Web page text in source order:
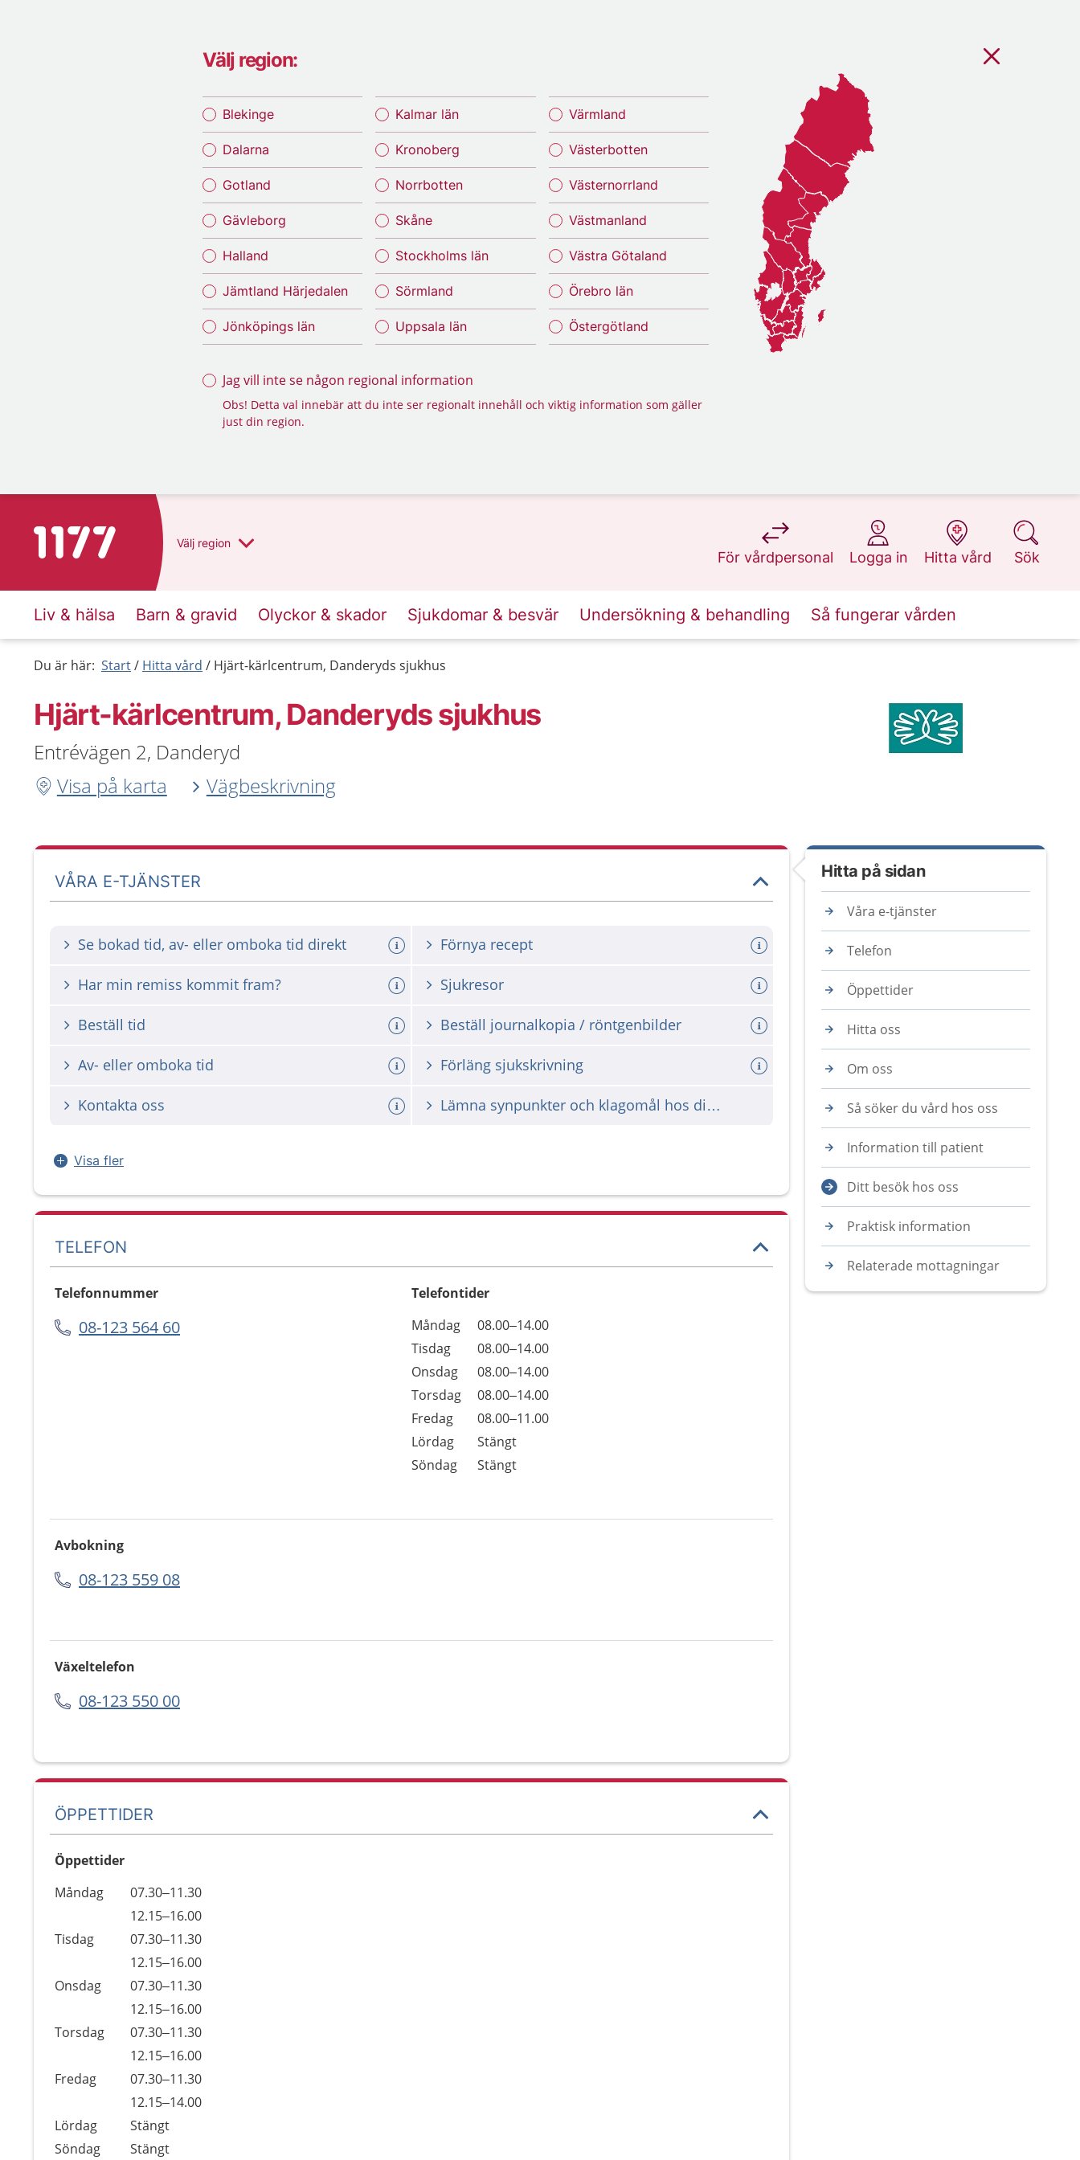
Välj region:
Blekinge
Dalarna
Gotland
Gävleborg
Halland
Jämtland Härjedalen
Jönköpings län
Kalmar län
Kronoberg
Norrbotten
Skåne
Stockholms län
Sörmland
Uppsala län
Värmland
Västerbotten
Västernorrland
Västmanland
Västra Götaland
Örebro län
Östergötland
Jag vill inte se någon regional information
Obs! Detta val innebär att du inte ser regionalt innehåll och viktig information som gäller
just din region.
Till startsidan för 1177 Välj region
För vårdpersonal
på 1177.se
Logga in
på 1177.se
Hitta vård
på 1177.se
Sök
på 1177.se
Liv & hälsa Barn & gravid Olyckor & skador Sjukdomar & besvär Undersökning & behandling Så fungerar vården
Du är här: Start Hitta vård Hjärt-kärlcentrum, Danderyds sjukhus
Hjärt-kärlcentrum, Danderyds sjukhus
Entrévägen 2, Danderyd
Visa på karta
Vägbeskrivning
VÅRA E-TJÄNSTER
Se bokad tid, av- eller omboka tid direkt Förnya recept
Har min remiss kommit fram? Sjukresor
Beställ tid Beställ journalkopia / röntgenbilder
Av- eller omboka tid Förläng sjukskrivning
Kontakta oss Lämna synpunkter och klagomål hos din vårdgivare
Visa fler
TELEFON
Telefonnummer
08-123 564 60
Telefontider
Dag
Öppettider
Kommentarer
Måndag
08.00–14.00
Tisdag
08.00–14.00
Onsdag
08.00–14.00
Torsdag
08.00–14.00
Fredag
08.00–11.00
Lördag
Stängt
Söndag
Stängt
Avbokning
08-123 559 08
Växeltelefon
08-123 550 00
ÖPPETTIDER
Öppettider
Dag
Öppettider
Kommentarer
Måndag
07.30–11.30
12.15–16.00
Tisdag
07.30–11.30
12.15–16.00
Onsdag
07.30–11.30
12.15–16.00
Torsdag
07.30–11.30
12.15–16.00
Fredag
07.30–11.30
12.15–14.00
Lördag
Stängt
Söndag
Stängt
Hitta på sidan
Våra e-tjänster
Telefon
Öppettider
Hitta oss
Om oss
Så söker du vård hos oss
Information till patient
Ditt besök hos oss
Praktisk information
Relaterade mottagningar